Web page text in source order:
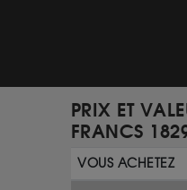
PRIX ET
FRANCS
VOUS ACHETEZ